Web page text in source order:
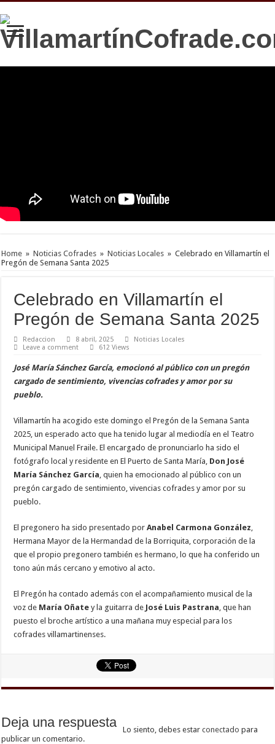
Home » Noticias Cofrades » Noticias Locales » Celebrado en Villamartín el
Pregón de Semana Santa 2025
Celebrado en Villamartín el
Pregón de Semana Santa 2025
Redaccion 8 abril, 2025
Noticias Locales
Leave a comment
612 Views
José María Sánchez García, emocionó al público con un pregón
cargado de sentimiento, vivencias cofrades y amor por su
pueblo.
Villamartín ha acogido este domingo el Pregón de la Semana Santa
2025, un esperado acto que ha tenido lugar al mediodía en el Teatro
Municipal Manuel Fraile. El encargado de pronunciarlo ha sido el
fotógrafo local y residente en El Puerto de Santa María, Don José
María Sánchez García , quien ha emocionado al público con un
pregón cargado de sentimiento, vivencias cofrades y amor por su
pueblo.
El pregonero ha sido presentado porAnabel Carmona González
Hermana Mayor de la Hermandad de la Borriquita, corporación de la
que el propio pregonero también es hermano, lo que ha conferido un
tono aún más cercano y emotivo al acto.
El Pregón ha contado además con el acompañamiento musical de la
voz de María Oñate y la guitarra de José Luis Pastrana , que han
puesto el broche artístico a una mañana muy especial para los
cofrades villamartinenses.
Deja una respuesta Lo siento, debes estarconectado para
publicar un comentario.